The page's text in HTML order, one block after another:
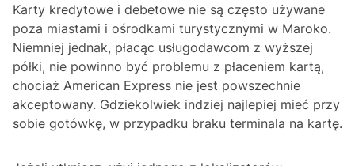
Karty kredytowe i debetowe nie są często używane
poza miastami i ośrodkami turystycznymi w Maroko.
Niemniej jednak, płacąc usługodawcom z wyższej
półki, nie powinno być problemu z płaceniem kartą,
chociaż American Express nie jest powszechnie
akceptowany. Gdziekolwiek indziej najlepiej mieć przy
sobie gotówkę, w przypadku braku terminala na kartę.